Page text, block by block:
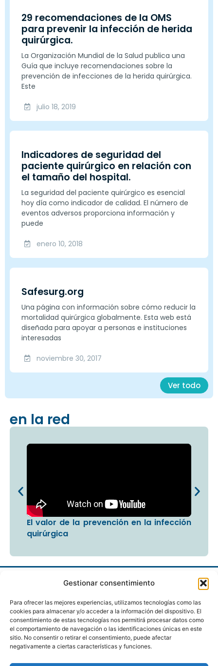
Gestionar consentimiento
Para ofrecer las mejores experiencias, utilizamos tecnologías como las
cookies para almacenar y/o acceder a la información del dispositivo. El
consentimiento de estas tecnologías nos permitirá procesar datos como
el comportamiento de navegación o las identificaciones únicas en este
sitio. No consentir o retirar el consentimiento, puede afectar
negativamente a ciertas características y funciones.
29 recomendaciones de la OMS
para prevenir la infección de herida
quirúrgica.
La Organización Mundial de la Salud publica una
Guía que incluye recomendaciones sobre la
prevención de infecciones de la herida quirúrgica.
Este
julio 18, 2019
Indicadores de seguridad del
paciente quirúrgico en relación con
el tamaño del hospital.
La seguridad del paciente quirúrgico es esencial
hoy día como indicador de calidad. El número de
eventos adversos proporciona información y
puede
enero 10, 2018
Safesurg.org
Una página con información sobre cómo reducir la
mortalidad quirúrgica globalmente. Esta web está
diseñada para apoyar a personas e instituciones
interesadas
noviembre 30, 2017
Ver todo
en la red
El valor de la prevención en la infección
quirúrgica
Proyecto de intervención preventiva a largo plazo